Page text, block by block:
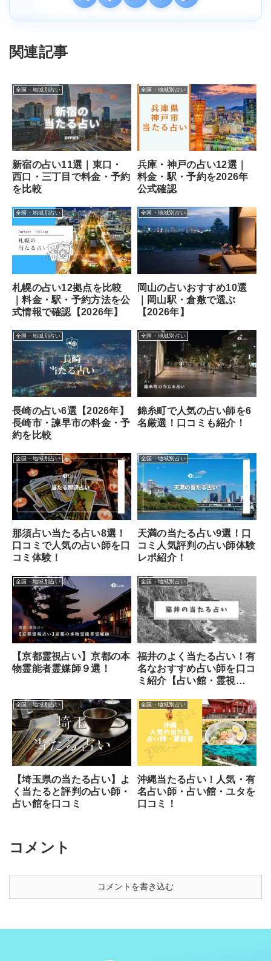
関連記事
全国・地域別占い
新宿の占い11選｜東口・
西口・三丁目で料金・予約
を比較
全国・地域別占い
兵庫・神戸の占い12選｜
料金・駅・予約を2026年
公式確認
全国・地域別占い
札幌の占い12拠点を比較
｜料金・駅・予約方法を公
式情報で確認【2026年】
全国・地域別占い
岡山の占いおすすめ10選
｜岡山駅・倉敷で選ぶ
【2026年】
全国・地域別占い
長崎の占い6選【2026年】
長崎市・諫早市の料金・予
約を比較
全国・地域別占い
錦糸町で人気の占い師を6
名厳選！口コミも紹介！
全国・地域別占い
那須占い当たる占い8選！
口コミで人気の占い師を口
コミ体験！
全国・地域別占い
天満の当たる占い9選！口
コミ人気評判の占い師体験
レポ紹介！
全国・地域別占い
【京都霊視占い】京都の本
物霊能者霊媒師９選！
全国・地域別占い
福井のよく当たる占い！有
名なおすすめ占い師を口コ
ミ紹介【占い館・霊視
全国・地域別占い
【埼玉県の当たる占い】よ
く当たると評判の占い師・
占い館を口コミ
全国・地域別占い
沖縄当たる占い！人気・有
名占い師・占い館・ユタを
口コミ！
コメント
コメントを書き込む